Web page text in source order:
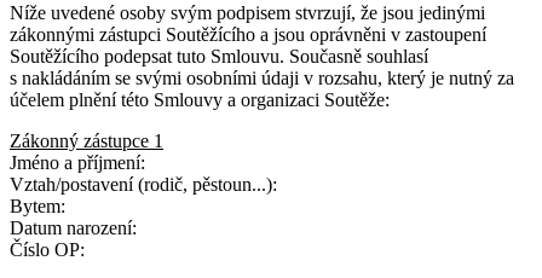
Níže uvedené osoby svým podpisem stvrzují, že jsou jedinými
zákonnými zástupci Soutěžícího a jsou oprávněni v zastoupení
Soutěžícího podepsat tuto Smlouvu. Současně souhlasí
s nakládáním se svými osobními údaji v rozsahu, který je nutný za
účelem plnění této Smlouvy a organizaci Soutěže:
Zákonný zástupce 1
Jméno a příjmení:
Vztah/postavení (rodič, pěstoun...):
Bytem:
Datum narození:
Číslo OP: